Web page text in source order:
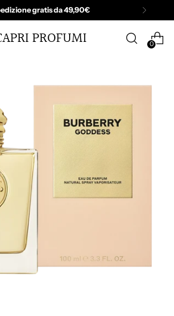
gratis da 49,90€
PROFUMI 0